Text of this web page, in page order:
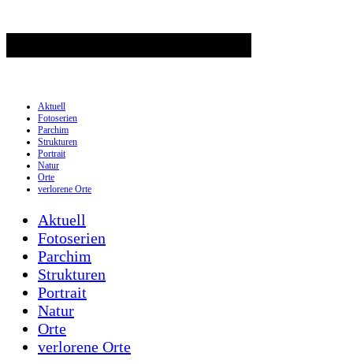
Aktuell
Fotoserien
Parchim
Strukturen
Portrait
Natur
Orte
verlorene Orte
Aktuell
Fotoserien
Parchim
Strukturen
Portrait
Natur
Orte
verlorene Orte